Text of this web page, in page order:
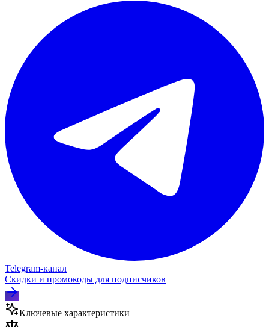
Telegram‑канал
Скидки и промокоды для подписчиков
Ключевые характеристики